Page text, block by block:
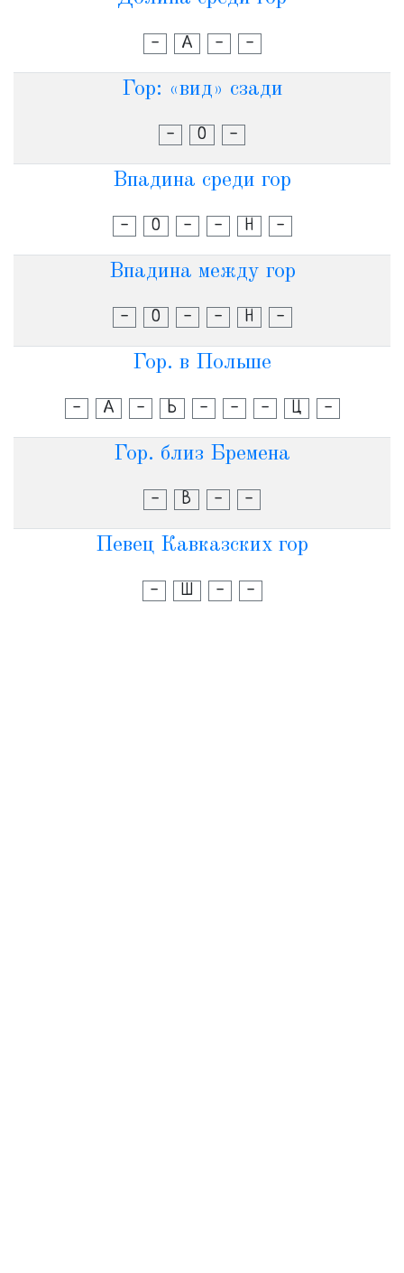
- А - -
Гор: «вид» сзади
- О -
Впадина среди гор
- О - - Н -
Впадина между гор
- О - - Н -
Гор. в Польше
- А - Ь - - - Ц -
Гор. близ Бремена
- В - -
Певец Кавказских гор
- Ш - -